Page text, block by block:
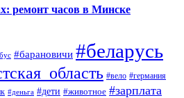
ремонт часов в Минске
#барановичи #беларусь
#вело #германия
#деньга #дети #животное #зарплата